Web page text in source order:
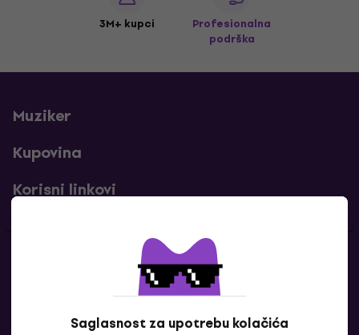
Saglasnost za upotrebu kolačića
3M+ kupci
Profesionalna
podrška
Muziker
Kupovina
Korisni linkovi
Kontakti
Kontaktiraj nas